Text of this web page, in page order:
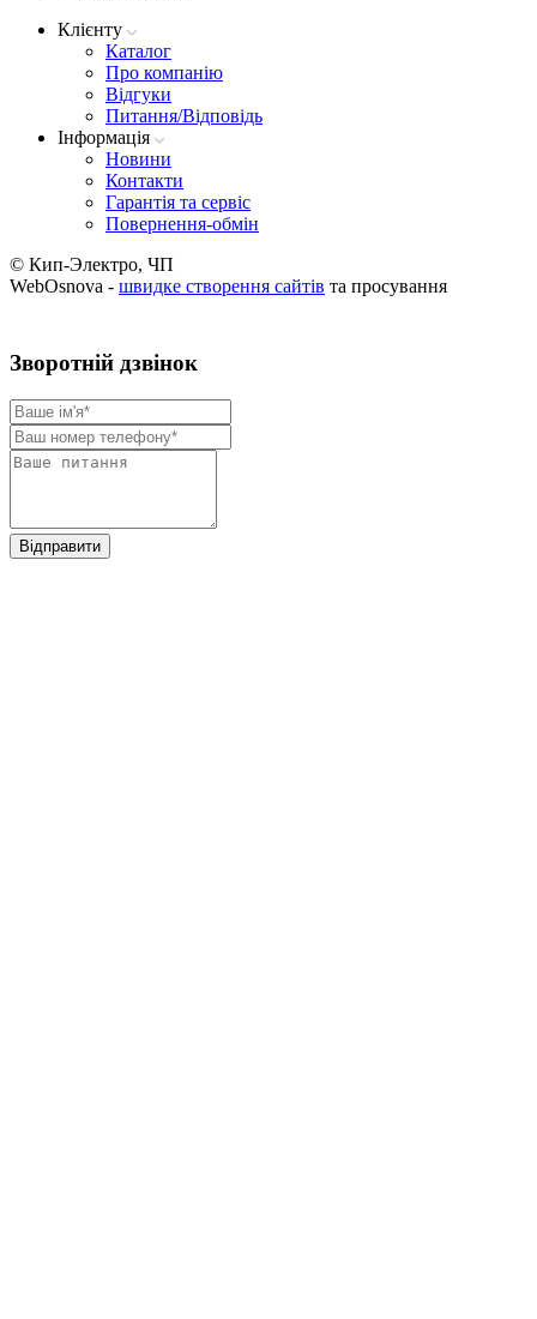
Клієнту
Каталог
Про компанію
Вiдгуки
Питання/Відповідь
Iнформацiя
Новини
Контакти
Гарантія та сервіс
Повернення-обмін
© Кип-Электро, ЧП
WebOsnova - швидке створення сайтів та просування
Зворотнiй дзвiнок